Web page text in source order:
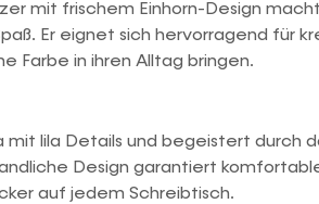
mit frischem Einhorn-Design
Er eignet sich hervorragend für
Farbe in ihren Alltag bringen.
mit lila Details und begeistert durch
Design garantiert
auf jedem Schreibtisch.